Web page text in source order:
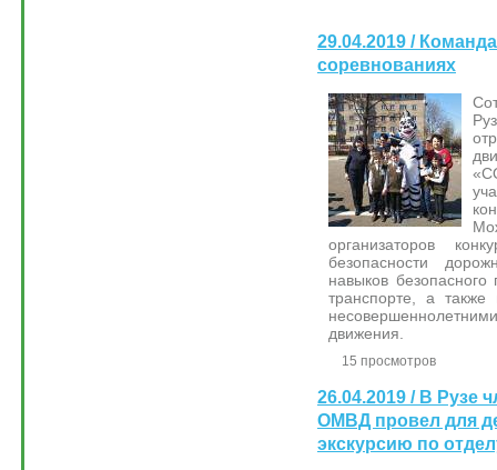
29.04.2019 /
соревнованиях
организаторов
безопасности
навыков
транспорте, а также
движения.
15 просмотров
26.04.2019 / В Рузе
ОМВД провел для
экскурсию по